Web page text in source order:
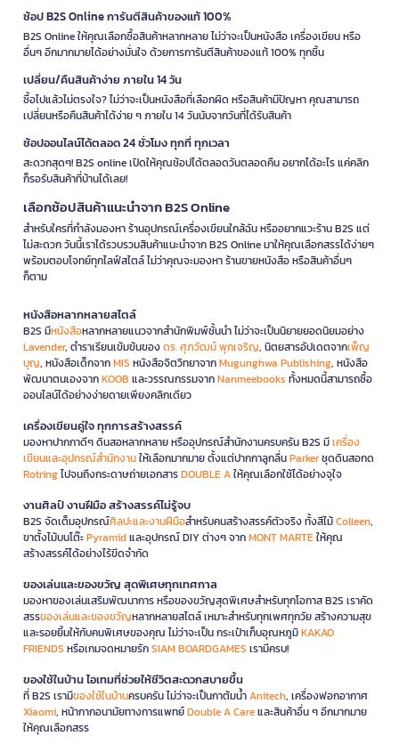
ช้อป B2S Online การันตีสินค้าของแท้ 100%
B2S Online ให้คุณเลือกซื้อสินค้าหลากหลาย ไม่ว่าจะเป็นหนังสือ เครื่องเขียน หรือ
อื่นๆ อีกมากมายได้อย่างมั่นใจ ด้วยการการันตีสินค้าของแท้ 100% ทุกชิ้น
เปลี่ยน/คืนสินค้าง่าย ภายใน 14 วัน
ซื้อไปแล้วไม่ตรงใจ? ไม่ว่าจะเป็นหนังสือที่เลือกผิด หรือสินค้ามีปัญหา คุณสามารถ
เปลี่ยนหรือคืนสินค้าได้ง่าย ๆ ภายใน 14 วันนับจากวันที่ได้รับสินค้า
ช้อปออนไลน์ได้ตลอด 24 ชั่วโมง ทุกที่ ทุกเวลา
สะดวกสุดๆ! B2S online เปิดให้คุณช้อปได้ตลอดวันตลอดคืน อยากได้อะไร แค่คลิก
ก็รอรับสินค้าที่บ้านได้เลย!
เลือกช้อปสินค้าแนะนำจาก B2S Online
สำหรับใครที่กำลังมองหา ร้านอุปกรณ์เครื่องเขียนใกล้ฉัน หรืออยากแวะร้าน B2S แต่
ไม่สะดวก วันนี้เราได้รวบรวมสินค้าแนะนำจาก B2S Online มาให้คุณเลือกสรรได้ง่ายๆ
พร้อมตอบโจทย์ทุกไลฟ์สไตล์ ไม่ว่าคุณจะมองหา ร้านขายหนังสือ หรือสินค้าอื่นๆ
ก็ตาม
หนังสือหลากหลายสไตล์
B2S มีหนังสือหลากหลายแนวจากสำนักพิมพ์ชั้นนำ ไม่ว่าจะเป็นนิยายยอดนิยมอย่าง
Lavender, ตำราเรียนเข้มข้นของดร. ศุภวัฒน์ พุกเจริญ, นิตยสารอัปเดตจากเพ็ญ
บุญ, หนังสือเด็กจากMIS หนังสือจิตวิทยาจากMugunghwa Publishing, หนังสือ
พัฒนาตนเองจากKOOB และวรรณกรรมจากNanmeebooks ทั้งหมดนี้สามารถซื้อ
ออนไลน์ได้อย่างง่ายดายเพียงคลิกเดียว
เครื่องเขียนคู่ใจ ทุกการสร้างสรรค์
มองหาปากกาดีๆ ดินสอหลากหลาย หรืออุปกรณ์สำนักงานครบครัน B2S มีเครื่อง
เขียนและอุปกรณ์สำนักงานให้เลือกมากมาย ตั้งแต่ปากกาลูกลื่นParkerชุดดินสอกด
Rotringไปจนถึงกระดาษถ่ายเอกสารDOUBLE Aให้คุณเลือกใช้ได้อย่างจุใจ
งานศิลป์ งานฝีมือ สร้างสรรค์ไม่รู้จบ
B2S จัดเต็มอุปกรณ์ศิลปะและงานฝีมือสำหรับคนสร้างสรรค์ตัวจริง ทั้งสีไม้Colleen,
ขาตั้งไม้บนโต๊ะPyramidและอุปกรณ์ DIY ต่างๆ จากMONT MARTEให้คุณ
สร้างสรรค์ได้อย่างไร้ขีดจำกัด
ของเล่นและของขวัญ สุดพิเศษทุกเทศกาล
มองหาของเล่นเสริมพัฒนาการ หรือของขวัญสุดพิเศษสำหรับทุกโอกาส B2S เราคัด
สรรของเล่นและของขวัญหลากหลายสไตล์ เหมาะสำหรับทุกเพศทุกวัย สร้างความสุข
และรอยยิ้มให้กับคนพิเศษของคุณ ไม่ว่าจะเป็น กระเป๋าเก็บอุณหภูมิKAKAO
FRIENDS หรือเกมจดหมายรักSIAM BOARDGAMES เรามีครบ!
ของใช้ในบ้าน ไอเทมที่ช่วยให้ชีวิตสะดวกสบายขึ้น
ที่ B2S เรามีของใช้ในบ้านครบครัน ไม่ว่าจะเป็นกาต้มน้ำAnitech, เครื่องฟอกอากาศ
Xiaomi, หน้ากากอนามัยทางการแพทย์Double A Careและสินค้าอื่น ๆ อีกมากมาย
ให้คุณเลือกสรร